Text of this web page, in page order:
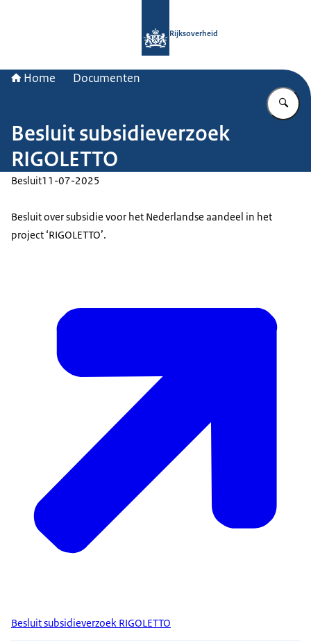
Rijksoverheid
Home Documenten
Besluit subsidieverzoek
RIGOLETTO
Besluit11-07-2025
Besluit over subsidie voor het Nederlandse aandeel in het
project ‘RIGOLETTO’.
Besluit subsidieverzoek RIGOLETTO